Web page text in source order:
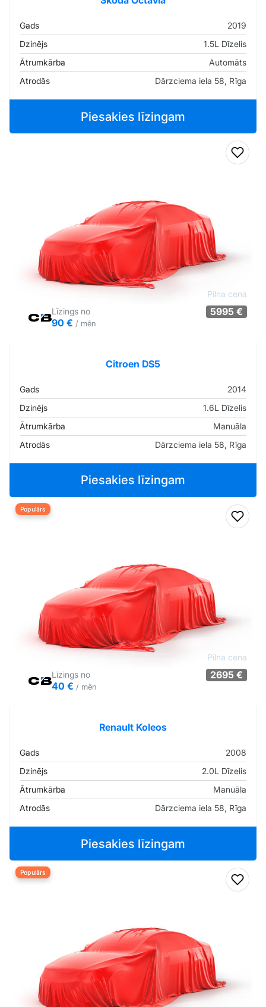
Gads
2019
Dzinējs
1.5L Dīzelis
Ātrumkārba
Automāts
Atrodās
Dārzciema iela 58, Rīga
Piesakies līzingam
Līzings no
90 € / mēn
Pilna cena
5995 €
Citroen DS5
Gads
2014
Dzinējs
1.6L Dīzelis
Ātrumkārba
Manuāla
Atrodās
Dārzciema iela 58, Rīga
Piesakies līzingam
Populārs
Līzings no
40 € / mēn
Pilna cena
2695 €
Renault Koleos
Gads
2008
Dzinējs
2.0L Dīzelis
Ātrumkārba
Manuāla
Atrodās
Dārzciema iela 58, Rīga
Piesakies līzingam
Populārs